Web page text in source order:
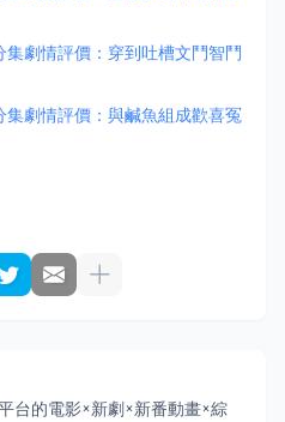
集劇情評價：穿到吐槽文鬥智鬥
集劇情評價：與鹹魚組成歡喜冤
台的電影×新劇×新番動畫×綜